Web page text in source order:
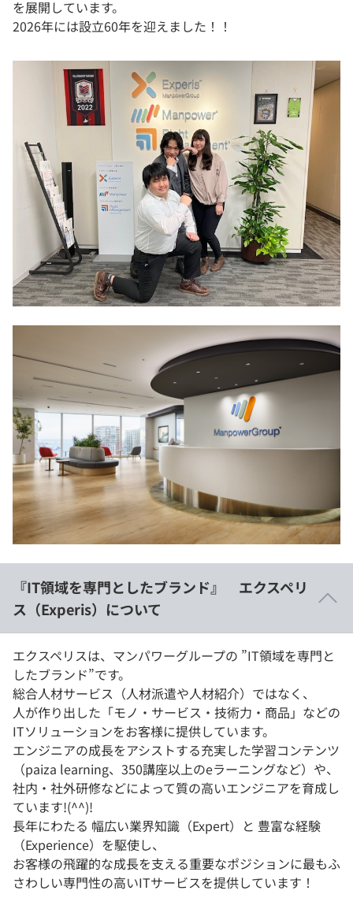
を展開しています。
2026年には設立60年を迎えました！！
『IT領域を専門としたブランド』 エクスペリ
ス（Experis）について
エクスペリスは、マンパワーグループの ”IT領域を専門と
したブランド”です。
総合人材サービス（人材派遣や人材紹介）ではなく、
人が作り出した「モノ・サービス・技術力・商品」などの
ITソリューションをお客様に提供しています。
エンジニアの成長をアシストする充実した学習コンテンツ
（paiza learning、350講座以上のeラーニングなど）や、
社内・社外研修などによって質の高いエンジニアを育成し
ています!(^^)!
長年にわたる 幅広い業界知識（Expert）と 豊富な経験
（Experience）を駆使し、
お客様の飛躍的な成長を支える重要なポジションに最もふ
さわしい専門性の高いITサービスを提供しています！